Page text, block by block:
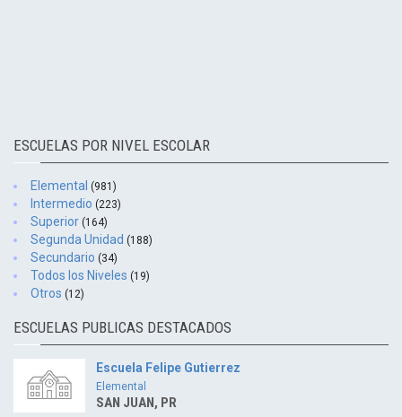
ESCUELAS POR NIVEL ESCOLAR
Elemental (981)
Intermedio (223)
Superior (164)
Segunda Unidad (188)
Secundario (34)
Todos los Niveles (19)
Otros (12)
ESCUELAS PUBLICAS DESTACADOS
Escuela Felipe Gutierrez
Elemental
SAN JUAN, PR